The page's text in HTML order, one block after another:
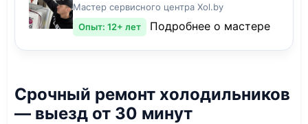
Мастер сервисного центра Xol.by
Опыт: 12+ лет
Подробнее о мастере
Срочный ремонт холодильников
— выезд от 30 минут